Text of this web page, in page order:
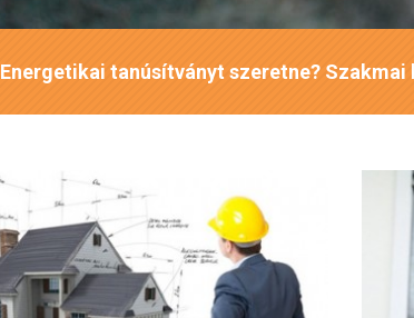
Energetikai tanúsítványt szeretne?